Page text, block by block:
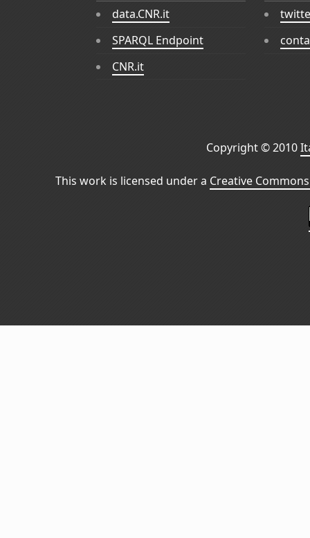
data.CNR.it
SPARQL Endpoint
CNR.it
Copyright © 2010
This work is licensed under a Creative